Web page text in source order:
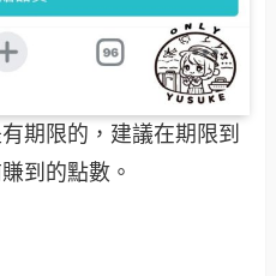
期限的，建議在期限到
到的點數。